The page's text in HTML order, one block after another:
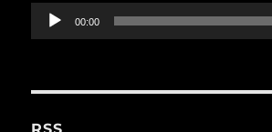
ー
00:00
RSS